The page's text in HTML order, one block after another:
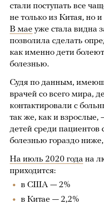
стали поступать все
не только из Китая, но
В мае уже стала видна
позволила сделать
как именно дети
болезнью.
Судя по данным,
врачей со всего мира,
контактировали с
так же, как и взрослые,
детей среди пациентов
болезнью гораздо
На июль 2020 года на
приходится:
в США — 2%
в Китае — 2,2%